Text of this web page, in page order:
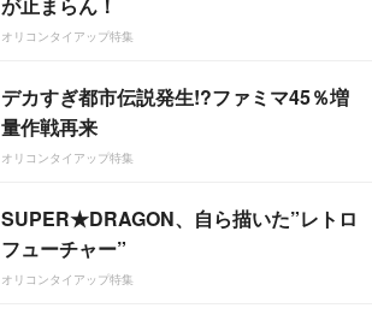
が止まらん！
オリコンタイアップ特集
デカすぎ都市伝説発生!?ファミマ45％増
量作戦再来
オリコンタイアップ特集
SUPER★DRAGON、自ら描いた”レトロ
フューチャー”
オリコンタイアップ特集